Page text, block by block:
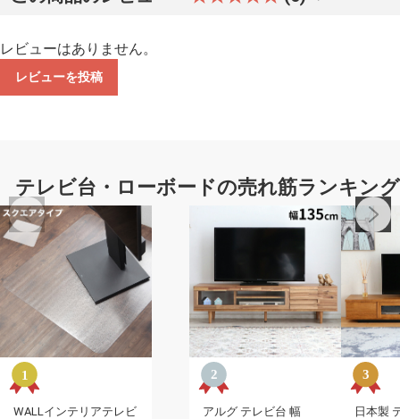
レビューはありません。
レビューを投稿
テレビ台・ローボードの売れ筋ランキング
WALLインテリアテレビ
アルグ テレビ台 幅
日本製